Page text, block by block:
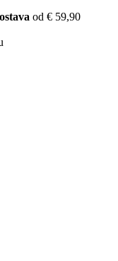
od € 59,90